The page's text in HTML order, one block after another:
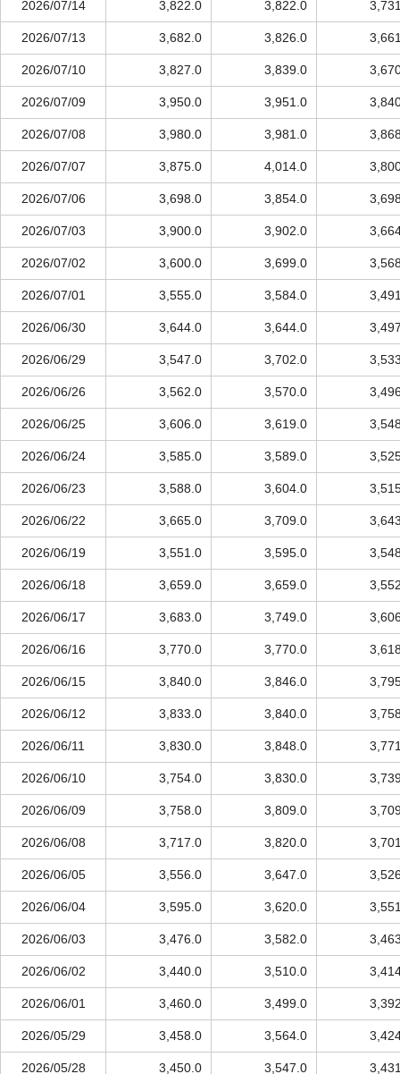
2026/07/14 3,822.0 3,822.0
2026/07/13 3,682.0 3,826.0
2026/07/10 3,827.0 3,839.0
2026/07/09 3,950.0 3,951.0
2026/07/08 3,980.0 3,981.0
2026/07/07 3,875.0 4,014.0
2026/07/06 3,698.0 3,854.0
2026/07/03 3,900.0 3,902.0
2026/07/02 3,600.0 3,699.0
2026/07/01 3,555.0 3,584.0
2026/06/30 3,644.0 3,644.0
2026/06/29 3,547.0 3,702.0
2026/06/26 3,562.0 3,570.0
2026/06/25 3,606.0 3,619.0
2026/06/24 3,585.0 3,589.0
2026/06/23 3,588.0 3,604.0
2026/06/22 3,665.0 3,709.0
2026/06/19 3,551.0 3,595.0
2026/06/18 3,659.0 3,659.0
2026/06/17 3,683.0 3,749.0
2026/06/16 3,770.0 3,770.0
2026/06/15 3,840.0 3,846.0
2026/06/12 3,833.0 3,840.0
2026/06/11 3,830.0 3,848.0
2026/06/10 3,754.0 3,830.0
2026/06/09 3,758.0 3,809.0
2026/06/08 3,717.0 3,820.0
2026/06/05 3,556.0 3,647.0
2026/06/04 3,595.0 3,620.0
2026/06/03 3,476.0 3,582.0
2026/06/02 3,440.0 3,510.0
2026/06/01 3,460.0 3,499.0
2026/05/29 3,458.0 3,564.0
2026/05/28 3,450.0 3,547.0